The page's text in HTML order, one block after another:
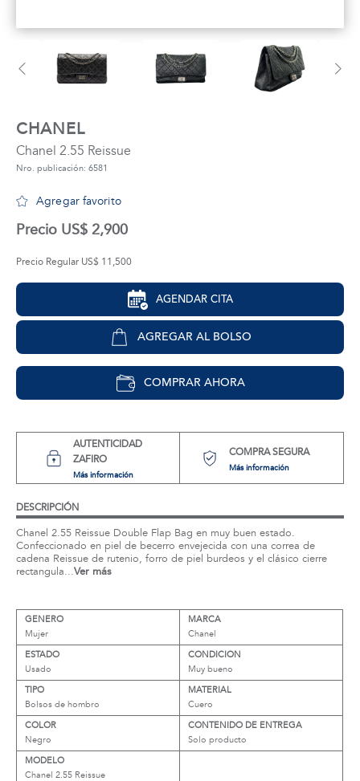
CHANEL
Chanel 2.55 Reissue
Nro. publicación: 6581
Agregar favorito
Precio US$ 2,900
Precio Regular US$ 11,500
AGENDAR CITA
AGREGAR AL BOLSO
COMPRAR AHORA
AUTENTICIDAD
ZAFIRO
Más información
COMPRA SEGURA
Más información
DESCRIPCIÓN
Chanel 2.55 Reissue Double Flap Bag en muy buen estado.
Confeccionado en piel de becerro envejecida con una correa de
cadena Reissue de rutenio, forro de piel burdeos y el clásico cierre
rectangula...Ver más
GENERO
Mujer
MARCA
Chanel
ESTADO
Usado
CONDICION
Muy bueno
TIPO
Bolsos de hombro
MATERIAL
Cuero
COLOR
Negro
CONTENIDO DE ENTREGA
Solo producto
MODELO
Chanel 2.55 Reissue